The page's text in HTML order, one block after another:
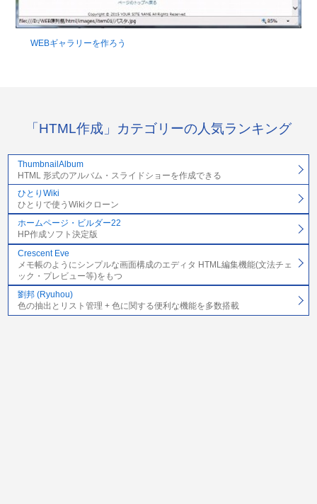
WEBギャラリーを作ろう
「HTML作成」カテゴリーの人気ランキング
ThumbnailAlbum
HTML 形式のアルバム・スライドショーを作成できる
ひとりWiki
ひとりで使うWikiクローン
ホームページ・ビルダー22
HP作成ソフト決定版
Crescent Eve
メモ帳のようにシンプルな画面構成のエディタ HTML編集機能(文法チェ
ック・プレビュー等)をもつ
劉邦 (Ryuhou)
色の抽出とリスト管理 + 色に関する便利な機能を多数搭載